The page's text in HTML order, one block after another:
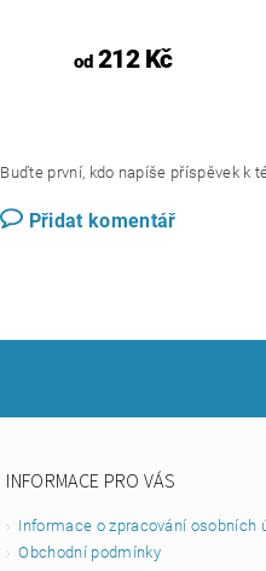
od212 Kč
Buďte první, kdo napíše příspěvek k
Přidat komentář
INFORMACE PRO VÁS
Informace o zpracování osobních
Obchodní podmínky